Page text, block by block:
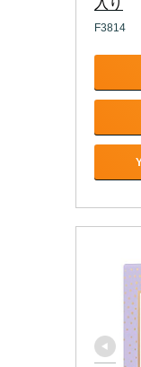
入り
F3814